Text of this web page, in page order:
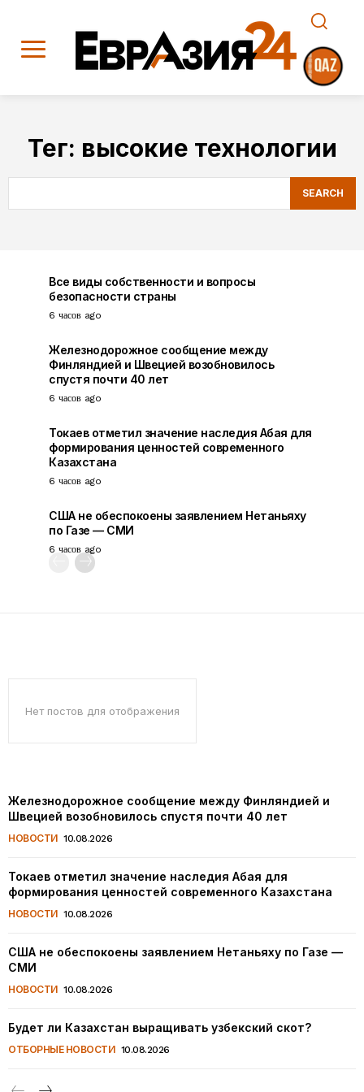
Тег: высокие технологии
SEARCH
Все виды собственности и вопросы
безопасности страны
6 часов ago
Железнодорожное сообщение между
Финляндией и Швецией возобновилось
спустя почти 40 лет
6 часов ago
Токаев отметил значение наследия Абая для
формирования ценностей современного
Казахстана
6 часов ago
США не обеспокоены заявлением Нетаньяху
по Газе — СМИ
6 часов ago
Нет постов для отображения
Железнодорожное сообщение между Финляндией и
Швецией возобновилось спустя почти 40 лет
НОВОСТИ 10.08.2026
Токаев отметил значение наследия Абая для
формирования ценностей современного Казахстана
НОВОСТИ 10.08.2026
США не обеспокоены заявлением Нетаньяху по Газе —
СМИ
НОВОСТИ 10.08.2026
Будет ли Казахстан выращивать узбекский скот?
ОТБОРНЫЕ НОВОСТИ 10.08.2026